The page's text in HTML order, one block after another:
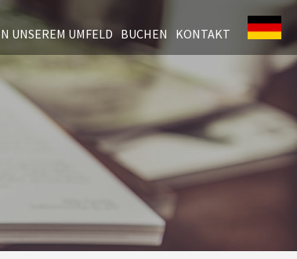
UNSEREM UMFELD BUCHEN KONTAKT